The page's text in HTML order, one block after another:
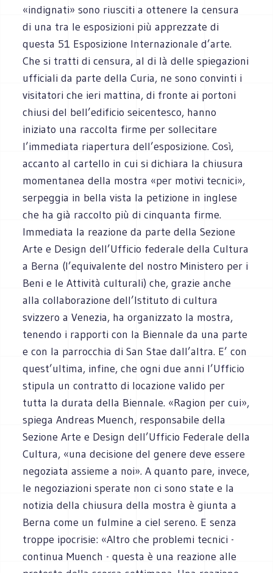
«indignati» sono riusciti a ottenere la censura
di una tra le esposizioni più apprezzate di
questa 51 Esposizione Internazionale d’arte.
Che si tratti di censura, al di là delle spiegazioni
ufficiali da parte della Curia, ne sono convinti i
visitatori che ieri mattina, di fronte ai portoni
chiusi del bell’edificio seicentesco, hanno
iniziato una raccolta firme per sollecitare
l’immediata riapertura dell’esposizione. Così,
accanto al cartello in cui si dichiara la chiusura
momentanea della mostra «per motivi tecnici»,
serpeggia in bella vista la petizione in inglese
che ha già raccolto più di cinquanta firme.
Immediata la reazione da parte della Sezione
Arte e Design dell’Ufficio federale della Cultura
a Berna (l’equivalente del nostro Ministero per i
Beni e le Attività culturali) che, grazie anche
alla collaborazione dell’Istituto di cultura
svizzero a Venezia, ha organizzato la mostra,
tenendo i rapporti con la Biennale da una parte
e con la parrocchia di San Stae dall’altra. E’ con
quest’ultima, infine, che ogni due anni l’Ufficio
stipula un contratto di locazione valido per
tutta la durata della Biennale. «Ragion per cui»,
spiega Andreas Muench, responsabile della
Sezione Arte e Design dell’Ufficio Federale della
Cultura, «una decisione del genere deve essere
negoziata assieme a noi». A quanto pare, invece,
le negoziazioni sperate non ci sono state e la
notizia della chiusura della mostra è giunta a
Berna come un fulmine a ciel sereno. E senza
troppe ipocrisie: «Altro che problemi tecnici -
continua Muench - questa è una reazione alle